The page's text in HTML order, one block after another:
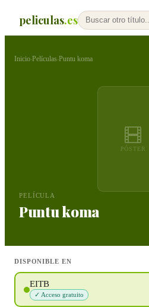
peliculas.es
Inicio›Películas›Puntu koma
PÓSTER
PELÍCULA
Puntu koma
DISPONIBLE EN
EITB
✓ Acceso gratuito